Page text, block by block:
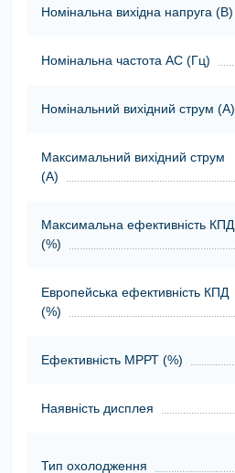
Номінальна вихідна напруга (В)
Номінальна частота АС (Гц)
Номінальний вихідний струм (А)
Максимальний вихідний струм
(А)
Максимальна ефективність КПД
(%)
Европейська ефективність КПД
(%)
Ефективність МРРТ (%)
Наявність дисплея
Тип охолодження